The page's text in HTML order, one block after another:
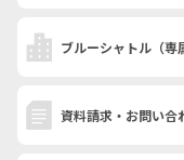
ブルーシャトル （
資料請求・お問い合